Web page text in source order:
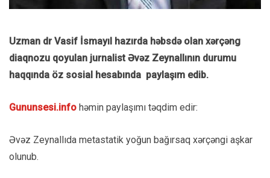
Uzman dr Vasif İsmayıl hazırda həbsdə olan xərçəng
diaqnozu qoyulan jurnalist Əvəz Zeynallının durumu
haqqında öz sosial hesabında paylaşım edib.
Gununsesi.info həmin paylaşımı təqdim edir:
Əvəz Zeynallıda metastatik yoğun bağırsaq xərçəngi aşkar
olunub.